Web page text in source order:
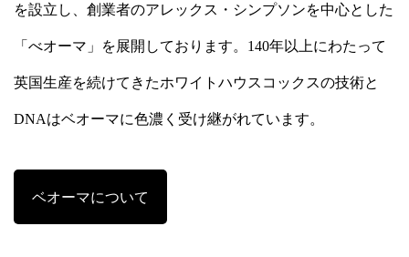
を設立し、創業者のアレックス・シンプソンを中心とした
「べオーマ」を展開しております。140年以上にわたって
英国生産を続けてきたホワイトハウスコックスの技術と
DNAはベオーマに色濃く受け継がれています。
ベオーマについて